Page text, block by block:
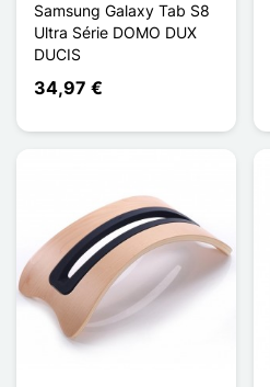
Samsung Galaxy Tab S8
Ultra Série DOMO DUX
DUCIS
34,97 €